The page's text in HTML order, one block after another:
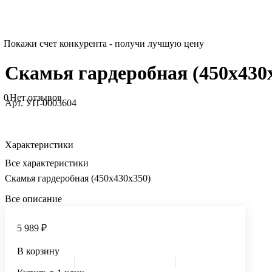
Покажи счет конкурента - получи лучшую цену
Скамья гардеробная
0Нет отзывов
Арт.УП-0003604
Характеристики
Все характеристики
Скамья гардеробная (450x430x350)
Все описание
5 989 ₽
В корзину